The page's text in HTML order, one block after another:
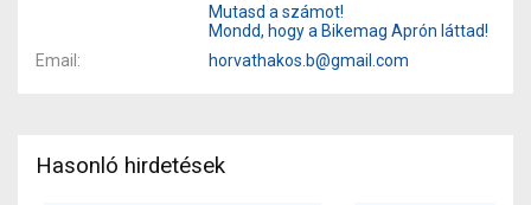
Mutasd a számot!
Mondd, hogy a Bikemag Aprón láttad!
Email
horvathakos.b@gmail.com
Hasonló hirdetések